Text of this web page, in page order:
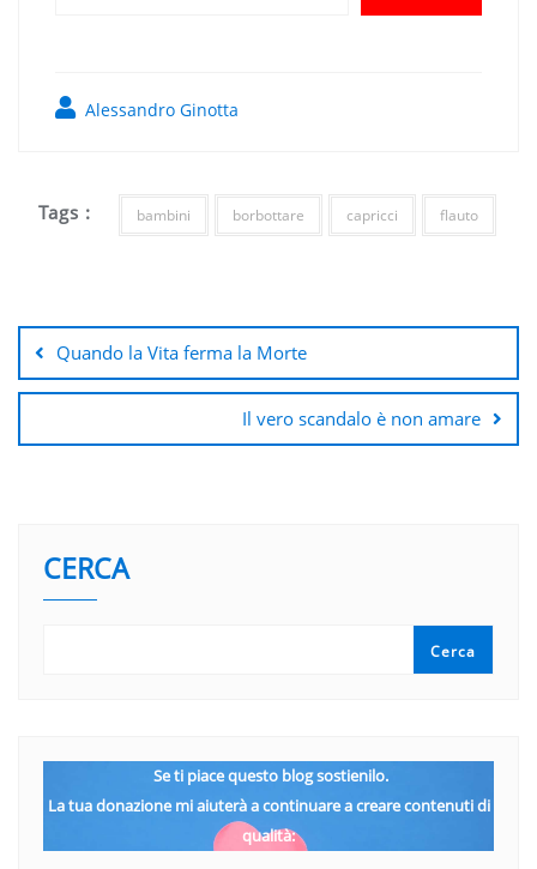
Alessandro Ginotta
Tags : bambini borbottare capricci flauto
articoli
Quando la Vita ferma la Morte
Il vero scandalo è non amare
CERCA
Cerca
Se ti piace questo blog sostienilo.
La tua donazione mi aiuterà a continuare a creare contenuti di
qualità: